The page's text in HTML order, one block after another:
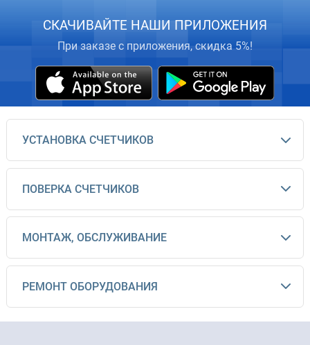
СКАЧИВАЙТЕ НАШИ ПРИЛОЖЕНИЯ
При заказе с приложения, скидка 5%!
УСТАНОВКА СЧЕТЧИКОВ
ПОВЕРКА СЧЕТЧИКОВ
МОНТАЖ, ОБСЛУЖИВАНИЕ
РЕМОНТ ОБОРУДОВАНИЯ